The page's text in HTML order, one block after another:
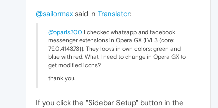
@sailormax said in Translator:
@oparis300 I checked whatsapp and facebook
messenger extensions in Opera GX (LVL3 (core:
79.0.4143.73)). They looks in own colors: green and
blue with red. What I need to change in Opera GX to
get modified icons?
thank you.
If you click the "Sidebar Setup" button in the